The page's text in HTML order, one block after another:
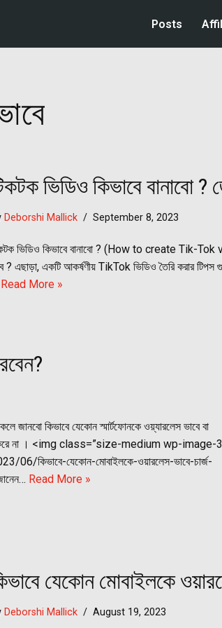
Posts
ভিডিও কিভাবে বানাবো ?
Deborshi Mallick September 8, 2023
ভিডিও কিভাবে বানাবো ? (How to create Tik-
? এছাড়া, একটি আকর্ষণীয় TikTok ভিডিও তৈরি করার
Read More »
কিভাবে যেকোন স্মার্টফোনকে ওয়্যারলেস ভাবে বা
সমর্থন করে না । <img class=”size-medium wp-
যেকোন-মোবাইলকে-ওয়ারলেস-ভাবে-চার্জ-
Read More »
যেকোন মোবাইলকে
Deborshi Mallick August 19, 2023